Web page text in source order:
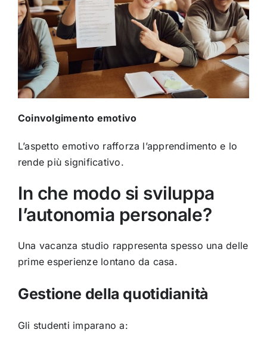
Coinvolgimento emotivo
L’aspetto emotivo rafforza l’apprendimento e lo
rende più significativo.
In che modo si sviluppa
l’autonomia personale?
Una vacanza studio rappresenta spesso una delle
prime esperienze lontano da casa.
Gestione della quotidianità
Gli studenti imparano a: